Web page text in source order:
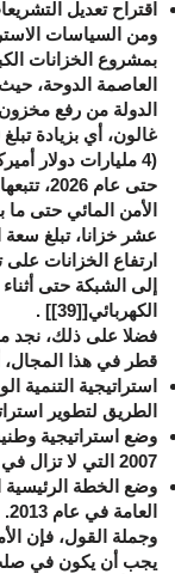
اقتراح تعديل
ومن السياسات
بمشروع الخزانات
العاصمة الدوحة،
غالون، أي بزيادة تبلغ 150
(4 مليارات دولار
حتى عام
ارتفاع الخزانات
إلى الشبكة حتى
الكهربائي[[39]
] .
فضلا على ذلك، نجد
قطر في هذا المجال،
الطريق لتطوير
وضع استراتيجية
2007 التي لا تزال في طور التحديث؛
وضع الخطة الرئيسية
العامة في عام 2013.
وجملة القول، فإن
يجب أن يكون في صلب